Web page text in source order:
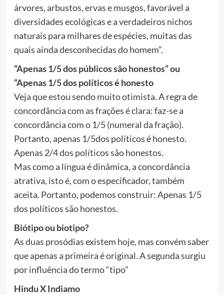
árvores, arbustos, ervas e musgos, favorável a
diversidades ecológicas e a verdadeiros nichos
naturais para milhares de espécies, muitas das
quais ainda desconhecidas do homem”.
“Apenas 1/5 dos públicos são honestos” ou
“Apenas 1/5 dos políticos é honesto
Veja que estou sendo muito otimista. A regra de
concordância com as frações é clara: faz-se a
concordância com o 1/5 (numeral da fração).
Portanto, apenas 1/5dos políticos é honesto.
Apenas 2/4 dos políticos são honestos.
Mas como a língua é dinâmica, a concordância
atrativa, isto é, com o especificador, também
aceita. Portanto, podemos construir: Apenas 1/5
dos políticos são honestos.
Biótipo ou biotipo?
As duas prosódias existem hoje, mas convém saber
que apenas a primeira é original. A segunda surgiu
por influência do termo “tipo”
Hindu X Indiamo